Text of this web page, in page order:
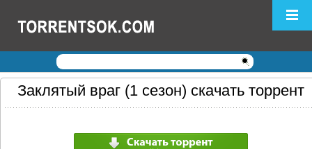
Логин: Пароль:
Регистрация Забыли пароль?
Заклятый враг (1 сезон) скачать торрент